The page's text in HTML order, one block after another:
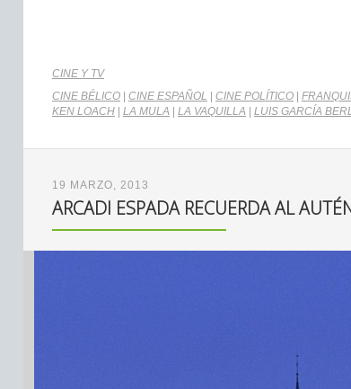
CINE Y TV
CINE BÉLICO
CINE ESPAÑOL CINE POLÍTICO
KEN LOACH
LA MULA LA VAQUILLA LUIS GARCÍA
19 MARZO, 2013
ARCADI ESPADA RECUERDA AL